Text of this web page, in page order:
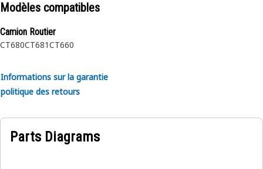
Modèles compatibles
Camion Routier
CT680CT681CT660
Informations sur la garantie
politique des retours
Parts Diagrams